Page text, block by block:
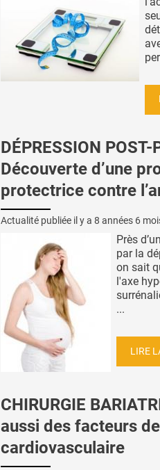
DÉPRESSION POST-
Découverte d’une
protectrice contre
Actualité publiée il y a 8 années 6
Près
par la
on sait
l'axe
...
LIRE
CHIRURGIE
aussi des facteurs
cardiovasculaire